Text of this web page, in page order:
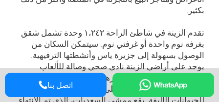
بكثير.
تقدم الزينة في شاطئ الراحة ۱،۲٤۲ وحدة تشمل شقق
بغرفة نوم واحدة أو غرفتي نوم. سيتمكن السكان من
الوصول بسهولة إلى جزيرة ياس وأنشطتها الترفيهية.
يوجد على أراضي الزينة نادي صحي وصالة للألعاب
الرياضية وحوض سباحة وغيرها من المرافق. تتوفر
خدمات الكونسيرج. علاوة على ذلك، إنه مبنى صديق
اتصل بنا